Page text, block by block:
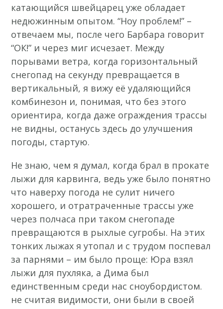
катающийся швейцарец уже обладает
недюжинным опытом. “Ноу проблем!” –
отвечаем мы, после чего Барбара говорит
“ОК!” и через миг исчезает. Между
порывами ветра, когда горизонтальный
снегопад на секунду превращается в
вертикальный, я вижу её удаляющийся
комбинезон и, понимая, что без этого
ориентира, когда даже ограждения трассы
не видны, останусь здесь до улучшения
погоды, стартую.
Не знаю, чем я думал, когда брал в прокате
лыжи для карвинга, ведь уже было понятно
что наверху погода не сулит ничего
хорошего, и отратраченные трассы уже
через полчаса при таком снегопаде
превращаются в рыхлые сугробы. На этих
тонких лыжах я утопал и с трудом поспевал
за парнями – им было проще: Юра взял
лыжи для пухляка, а Дима был
единственным среди нас сноубордистом.
не считая видимости, они были в своей